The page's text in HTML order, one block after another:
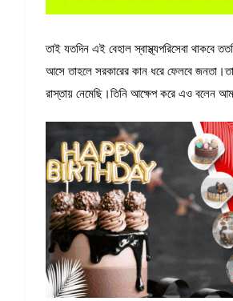
তাই যতদিন এই বেহাল স্বাস্থ্যপরিসেবা থাকবে
আসে তাহলে সরকারের কান ধরে ফেলবে
রাস্তায় নেমেছি।তিনি আক্ষেপ করে এও বলেন